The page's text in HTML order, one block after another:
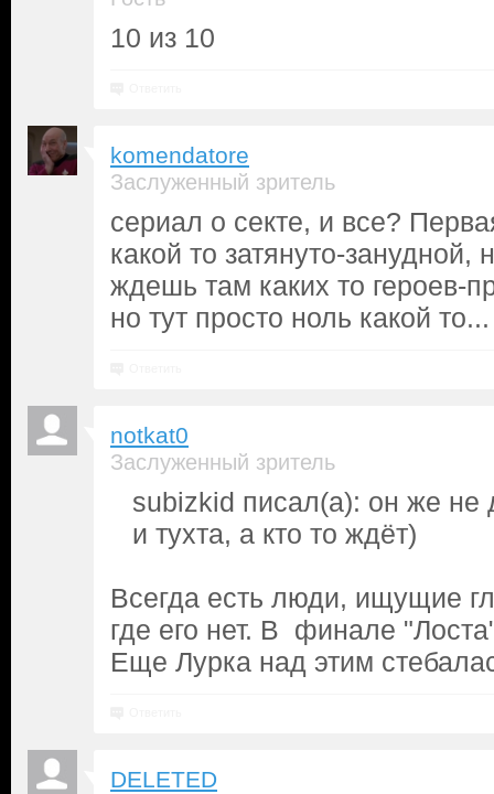
10 из 10
komendatore
Заслуженный зритель
сериал о секте, и все?
какой то затянуто-занудной,
ждешь там каких то героев-
но тут просто ноль какой то...
notkat0
Заслуженный зритель
subizkid писал(а): он же не
и тухта, а кто то ждёт)
Всегда есть люди, ищущие
где его нет. В финале
Еще Лурка над этим
DELETED